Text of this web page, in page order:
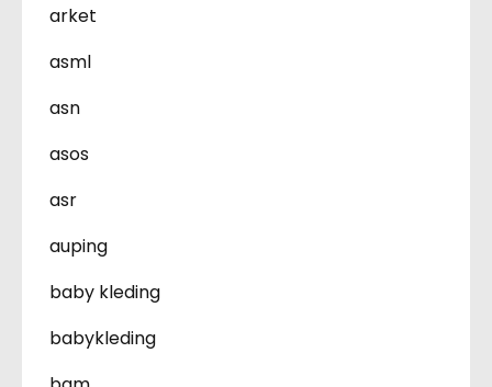
arket
asml
asn
asos
asr
auping
baby kleding
babykleding